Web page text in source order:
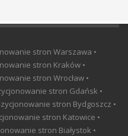
stron Warszawa •
stron Kraków •
stron Wrocław •
stron Gdańsk •
stron Bydgoszcz •
stron Katowice •
stron Białystok •